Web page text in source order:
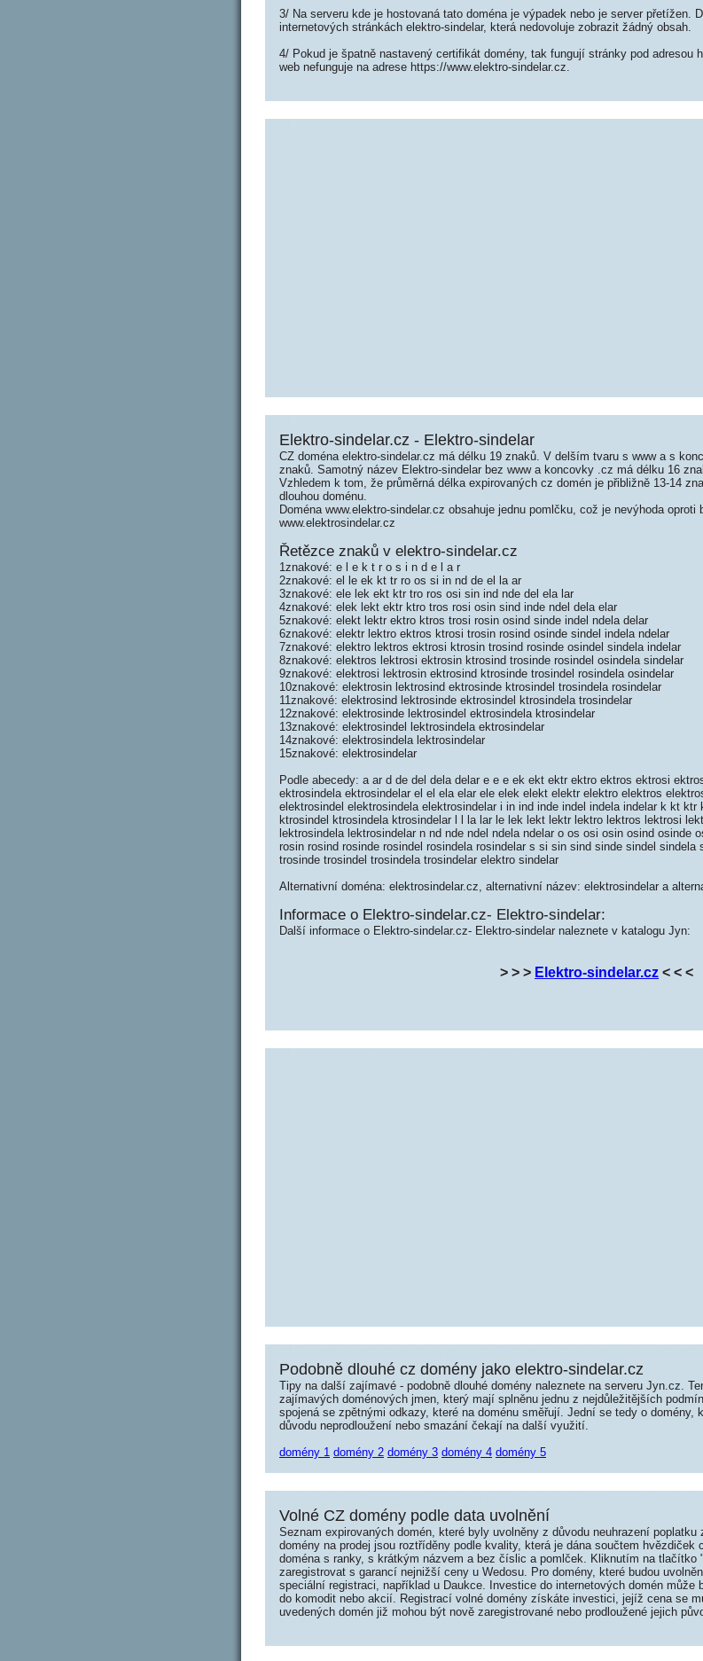
3/ Na serveru kde je hostovaná tato doména je výpadek nebo je server přetížen.
internetových stránkách elektro-sindelar, která nedovoluje zobrazit žádný obsah.
4/ Pokud je špatně nastavený certifikát domény, tak fungují stránky pod adresou
web nefunguje na adrese https://www.elektro-sindelar.cz.
Elektro-sindelar.cz - Elektro-sindelar
CZ doména elektro-sindelar.cz má délku 19 znaků. V delším tvaru s www a s
znaků. Samotný název Elektro-sindelar bez www a koncovky .cz má délku 16
Vzhledem k tom, že průměrná délka expirovaných cz domén je přibližně 13-14
dlouhou doménu.
Doména www.elektro-sindelar.cz obsahuje jednu pomlčku, což je nevýhoda oproti
www.elektrosindelar.cz
Řetězce znaků v elektro-sindelar.cz
1znakové: e l e k t r o s i n d e l a r
2znakové: el le ek kt tr ro os si in nd de el la ar
3znakové: ele lek ekt ktr tro ros osi sin ind nde del ela lar
4znakové: elek lekt ektr ktro tros rosi osin sind inde ndel dela elar
5znakové: elekt lektr ektro ktros trosi rosin osind sinde indel ndela delar
6znakové: elektr lektro ektros ktrosi trosin rosind osinde sindel indela ndelar
7znakové: elektro lektros ektrosi ktrosin trosind rosinde osindel sindela indelar
8znakové: elektros lektrosi ektrosin ktrosind trosinde rosindel osindela sindelar
9znakové: elektrosi lektrosin ektrosind ktrosinde trosindel rosindela osindelar
10znakové: elektrosin lektrosind ektrosinde ktrosindel trosindela rosindelar
11znakové: elektrosind lektrosinde ektrosindel ktrosindela trosindelar
12znakové: elektrosinde lektrosindel ektrosindela ktrosindelar
13znakové: elektrosindel lektrosindela ektrosindelar
14znakové: elektrosindela lektrosindelar
15znakové: elektrosindelar
Podle abecedy: a ar d de del dela delar e e e ek ekt ektr ektro ektros ektrosi
ektrosindela ektrosindelar el el ela elar ele elek elekt elektr elektro elektros
elektrosindel elektrosindela elektrosindelar i in ind inde indel indela indelar k kt
ktrosindel ktrosindela ktrosindelar l l la lar le lek lekt lektr lektro lektros lektrosi
lektrosindela lektrosindelar n nd nde ndel ndela ndelar o os osi osin osind osinde
rosin rosind rosinde rosindel rosindela rosindelar s si sin sind sinde sindel
trosinde trosindel trosindela trosindelar elektro sindelar
Alternativní doména: elektrosindelar.cz, alternativní název: elektrosindelar a
Informace o Elektro-sindelar.cz- Elektro-sindelar:
Další informace o Elektro-sindelar.cz- Elektro-sindelar naleznete v katalogu Jyn:
> > > Elektro-sindelar.cz < < <
Podobně dlouhé cz domény jako elektro-sindelar.cz
Tipy na další zajímavé - podobně dlouhé domény naleznete na serveru Jyn.cz.
zajímavých doménových jmen, který mají splněnu jednu z nejdůležitějších
spojená se zpětnými odkazy, které na doménu směřují. Jední se tedy o domény,
důvodu neprodloužení nebo smazání čekají na další využití.
domény 1 domény 2 domény 3 domény 4 domény 5
Volné CZ domény podle data uvolnění
Seznam expirovaných domén, které byly uvolněny z důvodu neuhrazení
domény na prodej jsou roztříděny podle kvality, která je dána součtem hvězdiček
doména s ranky, s krátkým názvem a bez číslic a pomlček. Kliknutím na tlačítko
zaregistrovat s garancí nejnižší ceny u Wedosu. Pro domény, které budou
speciální registraci, například u Daukce. Investice do internetových domén
do komodit nebo akcií. Registrací volné domény získáte investici, jejíž cena se
uvedených domén již mohou být nově zaregistrované nebo prodloužené jejich